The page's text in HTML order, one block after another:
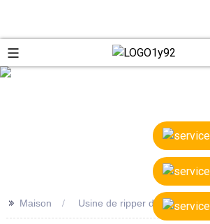
>> Maison Usine de ripper de roche OEM